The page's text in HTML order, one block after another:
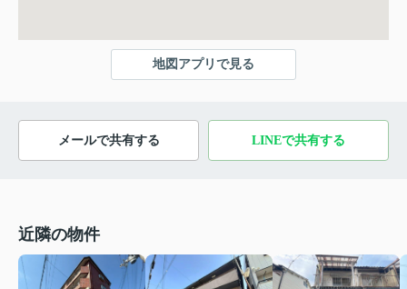
地図アプリで見る
メールで共有する LINEで共有する
近隣の物件